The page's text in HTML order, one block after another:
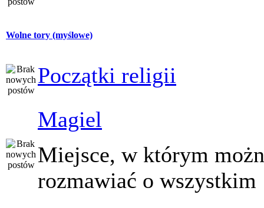
Wolne tory (myślowe)
Początki religii
Magiel
Miejsce, w którym
rozmawiać o wszystkim